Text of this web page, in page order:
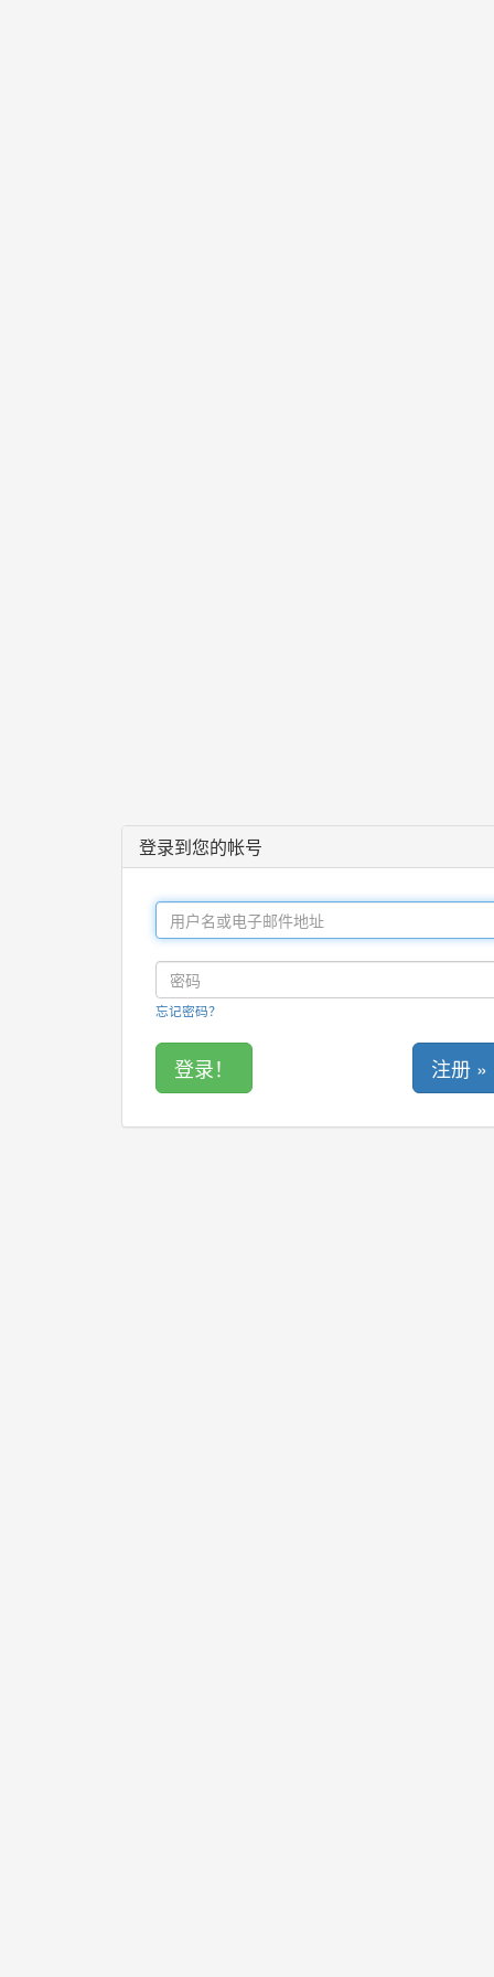
登录到您的帐号
忘记密码？
注册 »